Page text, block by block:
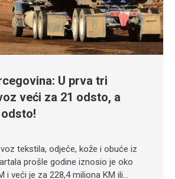
U prva tri
veći za 21 odsto, a
tekstila, odjeće, kože i obuće iz
prošle godine iznosio je oko
i veći je za 228,4 miliona KM ili…